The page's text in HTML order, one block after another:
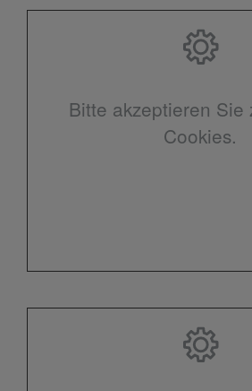
Bitte akzeptieren Sie
Cookies.